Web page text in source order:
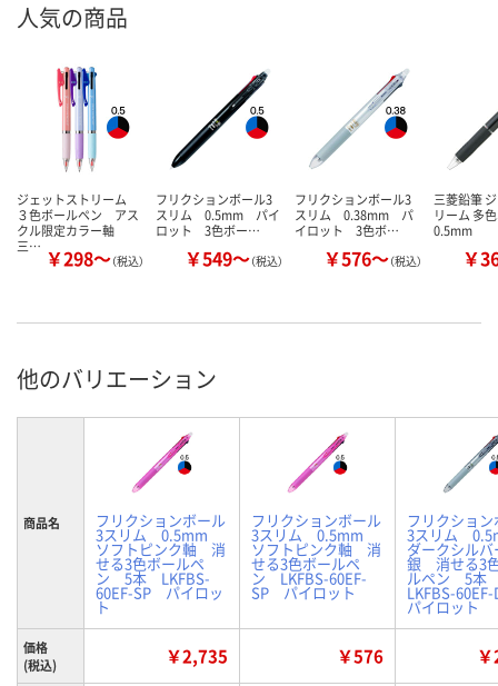
人気の商品
ジェットストリーム
３色ボールペン アス
クル限定カラー軸
三… ￥298～（税込）
フリクションボール3
スリム 0.5mm パイ
ロット 3色ボー…
￥549～（税込）
フリクションボール3
スリム 0.38mm パ
イロット 3色ボ…
￥576～（税込）
三菱鉛筆
リーム 多
0.5mm
￥
他のバリエーション
商品名 フリクションボール
3スリム 0.5mm
ソフトピンク軸 消
せる3色ボールペ
ン 5本 LKFBS-
60EF-SP パイロッ
ト
フリクションボール
3スリム 0.5mm
ソフトピンク軸 消
せる3色ボールペ
ン LKFBS-60EF-
SP パイロット
フリクショ
3スリム
ダークシル
銀 消せる3
ルペン 5
LKFBS-
パイロット
価格
(税込)
￥2,735 ￥576